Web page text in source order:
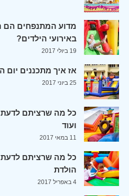
מדוע המתנפחים הם
באירועי הילדים?
19 ביולי 2017
אז איך מתכננים יום
25 ביוני 2017
כל מה שרציתם
ועוד
11 במאי 2017
כל מה שרציתם לדעת
הולדת
4 באפריל 2017